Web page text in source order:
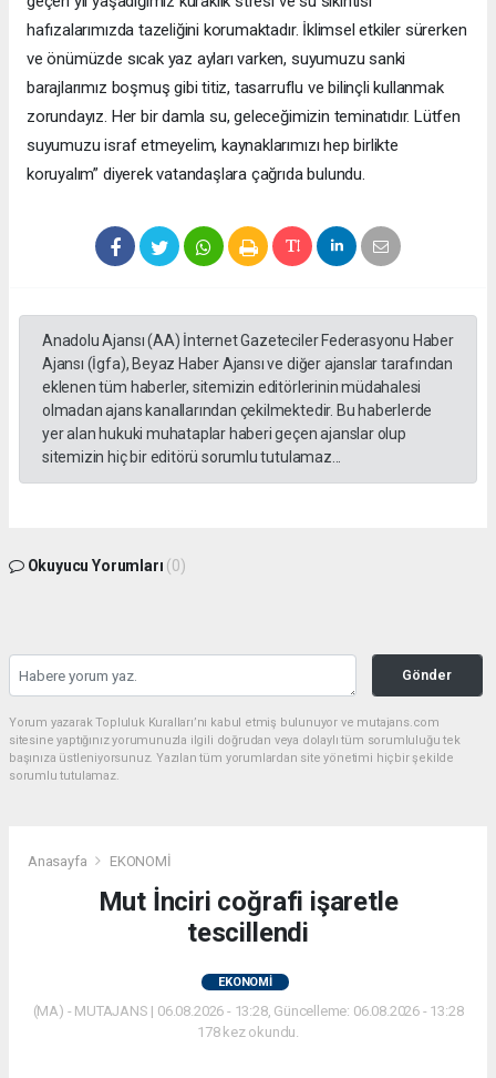
hafızalarımızda tazeliğini korumaktadır. İklimsel etkiler sürerken
ve önümüzde sıcak yaz ayları varken, suyumuzu sanki
barajlarımız boşmuş gibi titiz, tasarruflu ve bilinçli kullanmak
zorundayız. Her bir damla su, geleceğimizin teminatıdır. Lütfen
suyumuzu israf etmeyelim, kaynaklarımızı hep birlikte
koruyalım” diyerek vatandaşlara çağrıda bulundu.
Anadolu Ajansı (AA) İnternet Gazeteciler Federasyonu Haber
Ajansı (İgfa), Beyaz Haber Ajansı ve diğer ajanslar tarafından
eklenen tüm haberler, sitemizin editörlerinin müdahalesi
olmadan ajans kanallarından çekilmektedir. Bu haberlerde
yer alan hukuki muhataplar haberi geçen ajanslar olup
sitemizin hiç bir editörü sorumlu tutulamaz...
Okuyucu Yorumları (0)
Gönder
Yorum yazarak Topluluk Kuralları’nı kabul etmiş bulunuyor ve mutajans.com
sitesine yaptığınız yorumunuzla ilgili doğrudan veya dolaylı tüm sorumluluğu tek
başınıza üstleniyorsunuz. Yazılan tüm yorumlardan site yönetimi hiçbir şekilde
sorumlu tutulamaz.
Anasayfa EKONOMİ
Mut İnciri coğrafi işaretle
tescillendi
EKONOMİ
(MA) - MUTAJANS | 06.08.2026 - 13:28, Güncelleme: 06.08.2026 - 13:28
178 kez okundu.